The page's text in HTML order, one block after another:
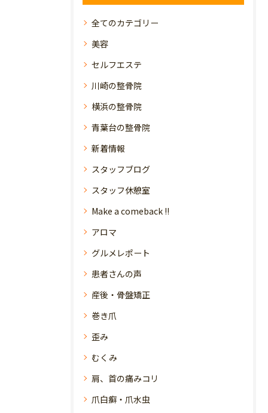
全てのカテゴリー
美容
セルフエステ
川崎の整骨院
横浜の整骨院
青葉台の整骨院
新着情報
スタッフブログ
スタッフ休憩室
Make a comeback !!
アロマ
グルメレポート
患者さんの声
産後・骨盤矯正
巻き爪
歪み
むくみ
肩、首の痛みコリ
爪白癬・爪水虫